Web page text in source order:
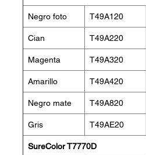
Negro foto T49A120
Cian T49A220
Magenta T49A320
Amarillo T49A420
Negro mate T49A820
Gris T49AE20
SureColor T7770D